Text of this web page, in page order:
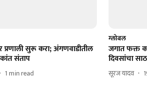
सुरू करा; अंगणवाडीतील
संताप
1 min read
ग्लोबल
जगात फक्त
दिवसांचा
सूरज यादव